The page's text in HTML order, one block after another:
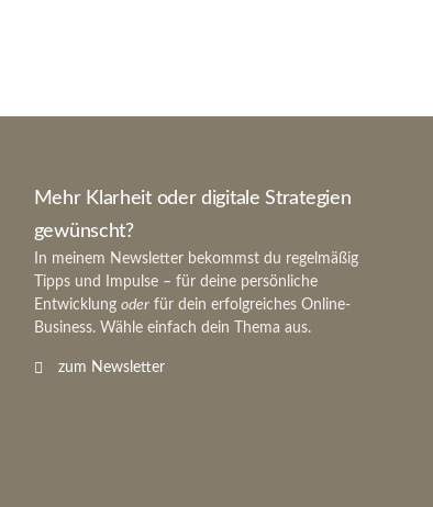
Mehr Klarheit oder digitale Strategien
gewünscht?
In meinem Newsletter bekommst du regelmäßig
Tipps und Impulse – für deine persönliche
Entwicklung oderfür dein erfolgreiches Online-
Business. Wähle einfach dein Thema aus.
zum Newsletter